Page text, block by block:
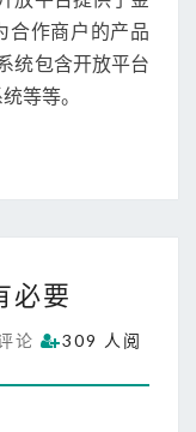
合作商户的产品
统包含开放平台
等等。
必要
论
309 人阅